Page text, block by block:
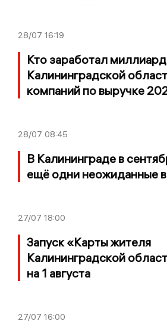
28/07 16:19
Кто заработал
Калининградской
компаний по выручке
28/07 08:45
В Калининграде в
ещё одни неожиданные
27/07 18:00
Запуск «Карты жителя
Калининградской
на 1 августа
27/07 16:00